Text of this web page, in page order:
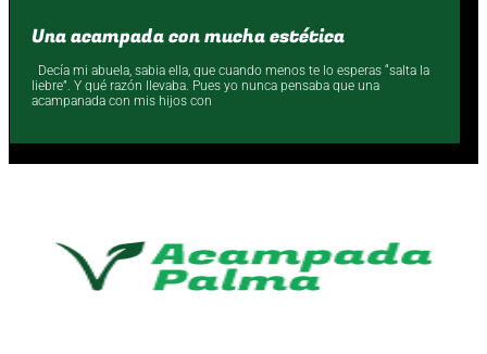
Una acampada con mucha estética
Decía mi abuela, sabia ella, que cuando menos te lo esperas “salta la
liebre”. Y qué razón llevaba. Pues yo nunca pensaba que una
acampanada con mis hijos con